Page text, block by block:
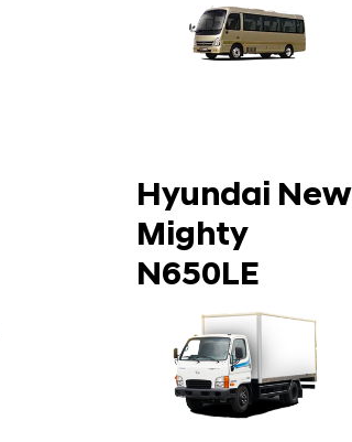
Hyundai New
Mighty
N650LE